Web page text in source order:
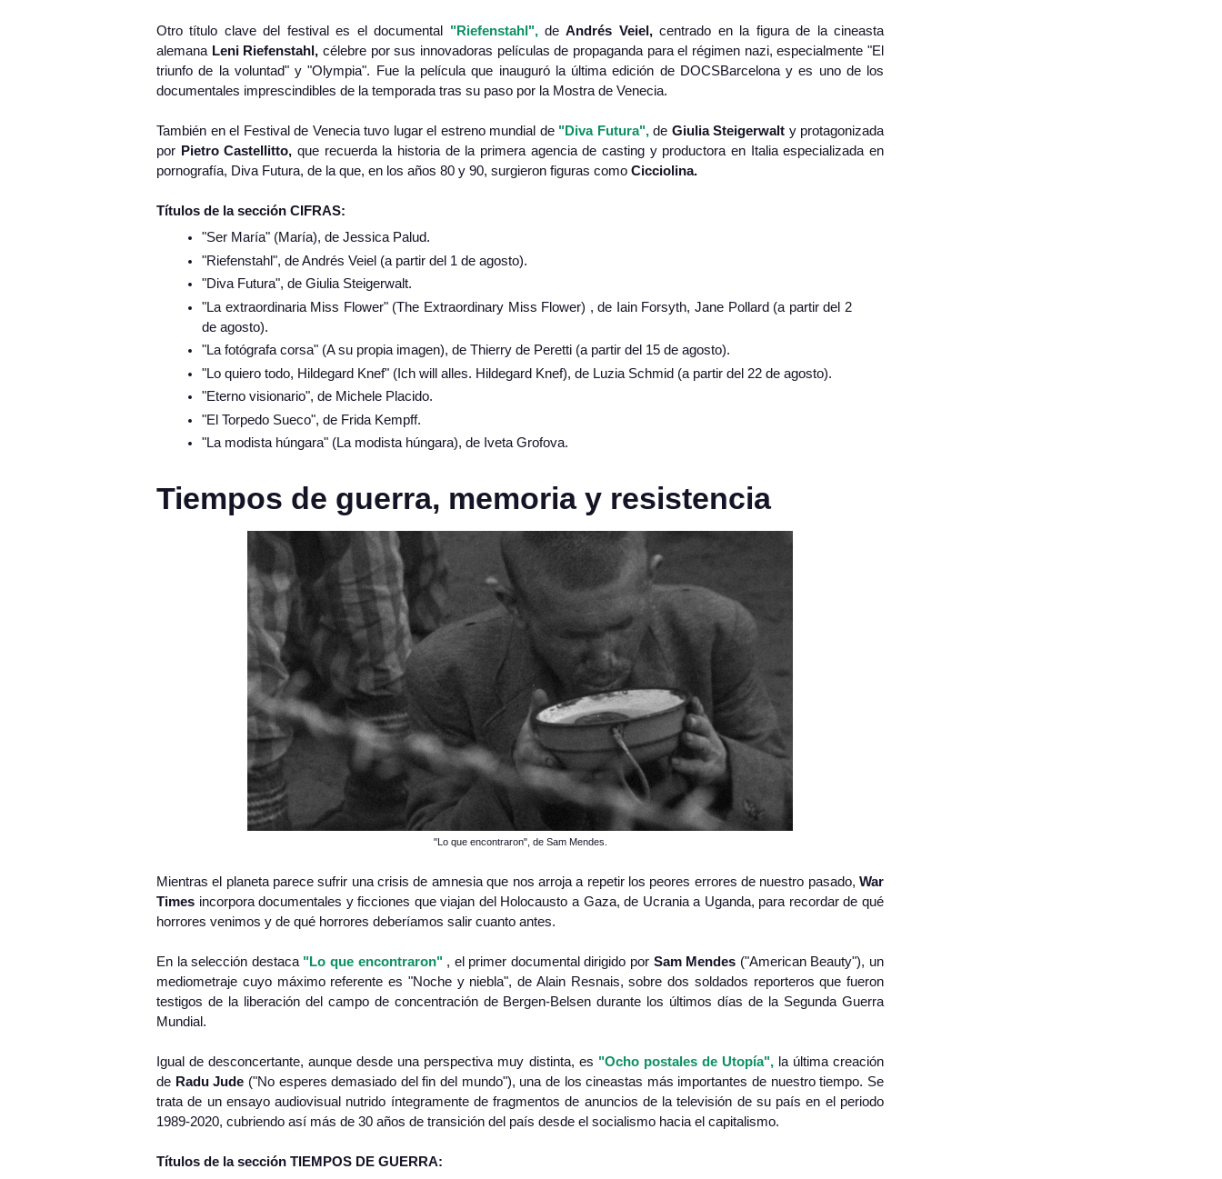
Otro título clave del festival es el documental "Riefenstahl",deAndrés Veiel,centrado en la figura de la cineasta
alemana Leni Riefenstahl, célebre por sus innovadoras películas de propaganda para el régimen nazi, especialmente "El
triunfo de la voluntad" y "Olympia". Fue la película que inauguró la última edición de DOCSBarcelona y es uno de los
documentales imprescindibles de la temporada tras su paso por la Mostra de Venecia.
También en el Festival de Venecia tuvo lugar el estreno mundial de "Diva Futura",de Giulia Steigerwalt y protagonizada
por Pietro Castellitto, que recuerda la historia de la primera agencia de casting y productora en Italia especializada en
pornografía, Diva Futura, de la que, en los años 80 y 90, surgieron figuras como Cicciolina.
Títulos de la sección CIFRAS:
"Ser María" (María), de Jessica Palud.
"Riefenstahl", de Andrés Veiel (a partir del 1 de agosto).
"Diva Futura", de Giulia Steigerwalt.
"La extraordinaria Miss Flower" (The Extraordinary Miss Flower) , de Iain Forsyth, Jane Pollard (a partir del 2
de agosto).
"La fotógrafa corsa" (A su propia imagen), de Thierry de Peretti (a partir del 15 de agosto).
"Lo quiero todo, Hildegard Knef" (Ich will alles. Hildegard Knef), de Luzia Schmid (a partir del 22 de agosto).
"Eterno visionario", de Michele Placido.
"El Torpedo Sueco", de Frida Kempff.
"La modista húngara" (La modista húngara), de Iveta Grofova.
Tiempos de guerra, memoria y resistencia
"Lo que encontraron", de Sam Mendes.
Mientras el planeta parece sufrir una crisis de amnesia que nos arroja a repetir los peores errores de nuestro pasado, War
Times incorpora documentales y ficciones que viajan del Holocausto a Gaza, de Ucrania a Uganda, para recordar de qué
horrores venimos y de qué horrores deberíamos salir cuanto antes.
En la selección destaca "Lo que encontraron" , el primer documental dirigido por Sam Mendes ("American Beauty"), un
mediometraje cuyo máximo referente es "Noche y niebla", de Alain Resnais, sobre dos soldados reporteros que fueron
testigos de la liberación del campo de concentración de Bergen-Belsen durante los últimos días de la Segunda Guerra
Mundial.
Igual de desconcertante, aunque desde una perspectiva muy distinta, es "Ocho postales de Utopía",la última creación
de Radu Jude ("No esperes demasiado del fin del mundo"), una de los cineastas más importantes de nuestro tiempo. Se
trata de un ensayo audiovisual nutrido íntegramente de fragmentos de anuncios de la televisión de su país en el periodo
1989-2020, cubriendo así más de 30 años de transición del país desde el socialismo hacia el capitalismo.
Títulos de la sección TIEMPOS DE GUERRA: